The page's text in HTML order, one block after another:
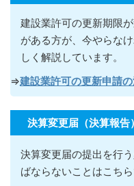
建設業許可の更新期限
がある方が 、今やらな
しく解説しています。
⇒建設業許可の更新申請
決算変更届（決算報告）
決算変更届の提出を行
ばならないこ とはこち